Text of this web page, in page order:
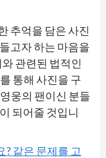
추억을 담은 사진
고자 하는 마음을
관련된 법적인
통해 사진을 구
웅의 팬이신 분들
되어줄 것입니
? 같은 문제를 고